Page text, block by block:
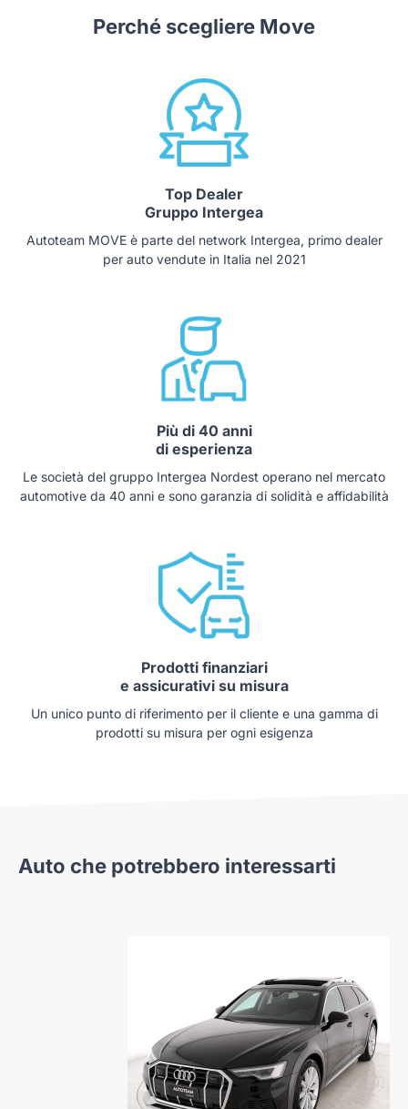
Perché scegliere Move
Top Dealer
Gruppo Intergea
Autoteam MOVE è parte del network Intergea, primo dealer
per auto vendute in Italia nel 2021
Più di 40 anni
di esperienza
Le società del gruppo Intergea Nordest operano nel mercato
automotive da 40 anni e sono garanzia di solidità e affidabilità
Prodotti finanziari
e assicurativi su misura
Un unico punto di riferimento per il cliente e una gamma di
prodotti su misura per ogni esigenza
Auto che potrebbero interessarti